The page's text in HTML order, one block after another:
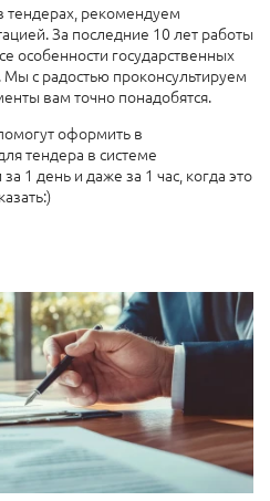
тендерах, рекомендуем
За последние 10 лет работы
особенности государственных
с радостью проконсультируем
вам точно понадобятся.
оформить в
тендера в системе
1 день и даже за 1 час, когда это